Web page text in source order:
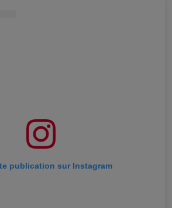
publication sur Instagram